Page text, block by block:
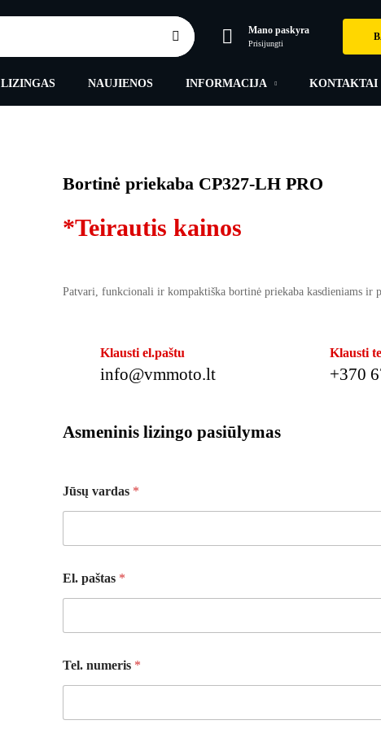
Mano paskyra
Prisijungti
LIZINGAS NAUJIENOS INFORMACIJA KONTAKTAI
Bortinė priekaba CP327-LH PRO
*Teirautis kainos
Patvari, funkcionali ir kompaktiška bortinė priekaba kasdieniams ir
Klausti el.paštu
info@vmmoto.lt
Klausti
+370
Asmeninis lizingo pasiūlymas
ū
s
l
.
n
m
r
Jūsų vardas *
El. paštas *
Tel. numeris *